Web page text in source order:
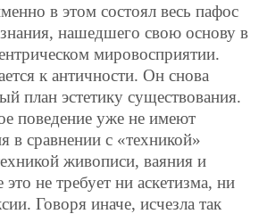
в этом состоял весь пафос
нашедшего свою основу в
мировосприятии.
к античности. Он снова
план эстетику существования.
поведение уже не имеют
в сравнении с «техникой»
живописи, ваяния и
не требует ни аскетизма, ни
Говоря иначе, исчезла так